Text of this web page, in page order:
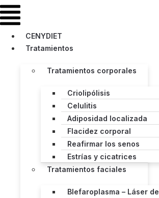
Menú
CENYDIET
Tratamientos
Tratamientos corporales
Criolipólisis
Celulitis
Adiposidad localizada
Flacidez corporal
Reafirmar los senos
Estrías y cicatrices
Tratamientos faciales
Blefaroplasma – Láser de